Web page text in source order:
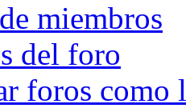
miembros
del foro
foros como